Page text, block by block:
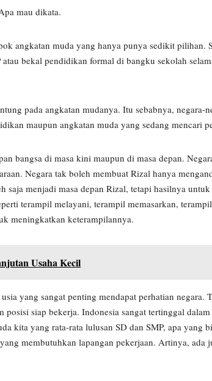
mau dikata.
angkatan muda yang hanya punya sedikit pilihan.
bekal pendidikan formal di bangku sekolah
pada angkatan mudanya. Itu sebabnya,
maupun angkatan muda yang sedang mencari
bangsa di masa kini maupun di masa depan.
Negara tak boleh membuat Rizal hanya
saja menjadi masa depan Rizal, tetapi hasilnya
terampil melayani, terampil memasarkan,
meningkatkan keterampilannya.
Usaha Kecil
yang sangat penting mendapat perhatian
siap bekerja. Indonesia sangat tertinggal
kita yang rata-rata lulusan SD dan SMP, apa yang
membutuhkan lapangan pekerjaan. Artinya,